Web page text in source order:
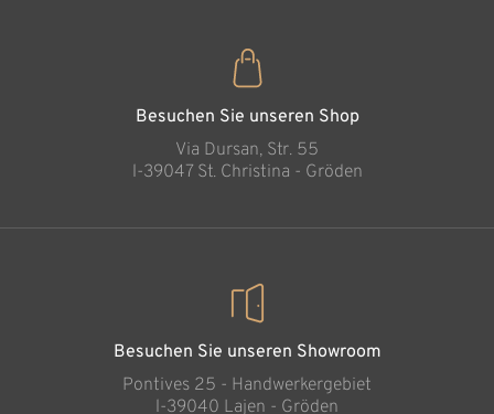
Besuchen Sie unseren Shop
Via Dursan, Str. 55
l-39047 St. Christina - Gröden
Besuchen Sie unseren Showroom
Pontives 25 - Handwerkergebiet
l-39040 Lajen - Gröden